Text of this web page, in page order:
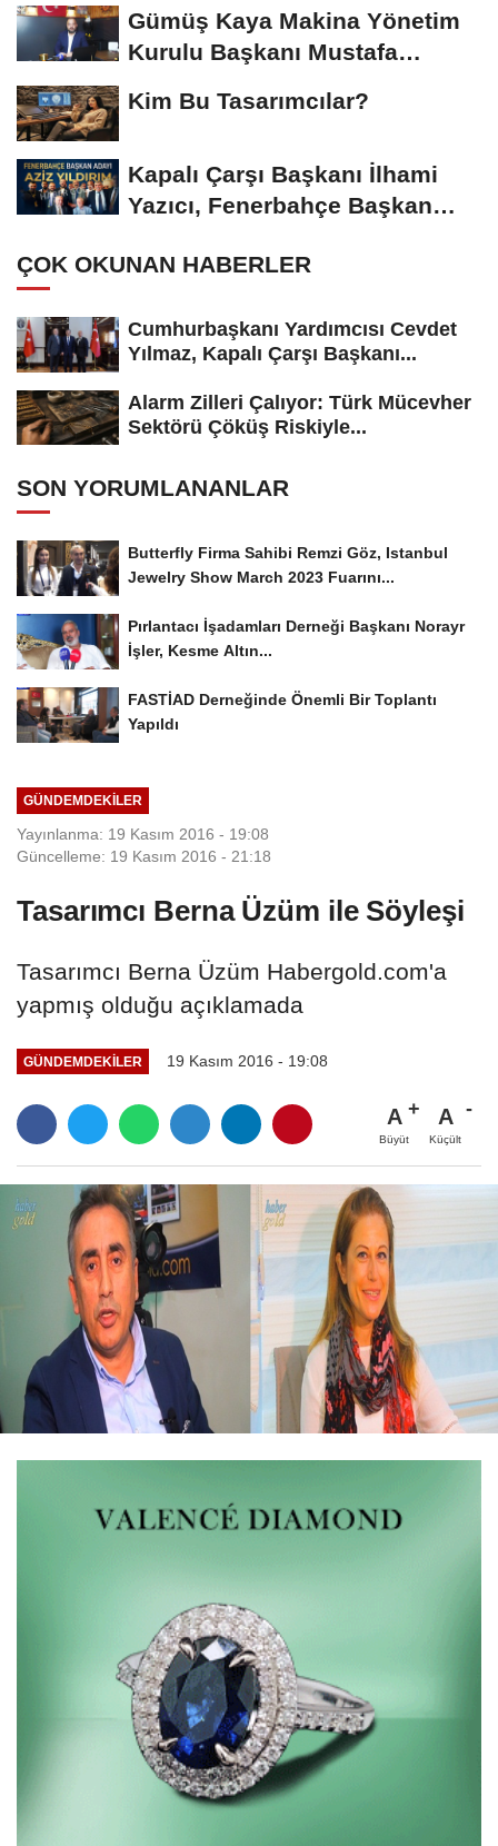
Gümüş Kaya Makina Yönetim
Kurulu Başkanı Mustafa
Kim Bu Tasarımcılar?
Kapalı Çarşı Başkanı İlhami
Yazıcı, Fenerbahçe Başkan
ÇOK OKUNAN HABERLER
Cumhurbaşkanı Yardımcısı Cevdet
Yılmaz, Kapalı Çarşı Başkanı...
Alarm Zilleri Çalıyor: Türk Mücevher
Sektörü Çöküş Riskiyle...
SON YORUMLANANLAR
Butterfly Firma Sahibi Remzi Göz, Istanbul
Jewelry Show March 2023 Fuarını...
Pırlantacı İşadamları Derneği Başkanı Norayr
İşler, Kesme Altın...
FASTİAD Derneğinde Önemli Bir Toplantı
Yapıldı
GÜNDEMDEKILER
Yayınlanma: 19 Kasım 2016 - 19:08
Güncelleme: 19 Kasım 2016 - 21:18
Tasarımcı Berna Üzüm ile Söyleşi
Tasarımcı Berna Üzüm Habergold.com'a
yapmış olduğu açıklamada
GÜNDEMDEKILER 19 Kasım 2016 - 19:08
A
Büyüt
A
Küçült